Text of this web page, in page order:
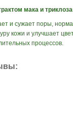
мака и
и сужает поры,
кожи и улучшает
процессов.